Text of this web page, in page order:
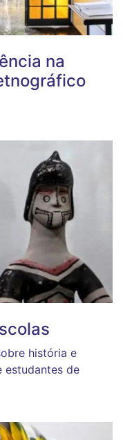
na
história e
estudantes de